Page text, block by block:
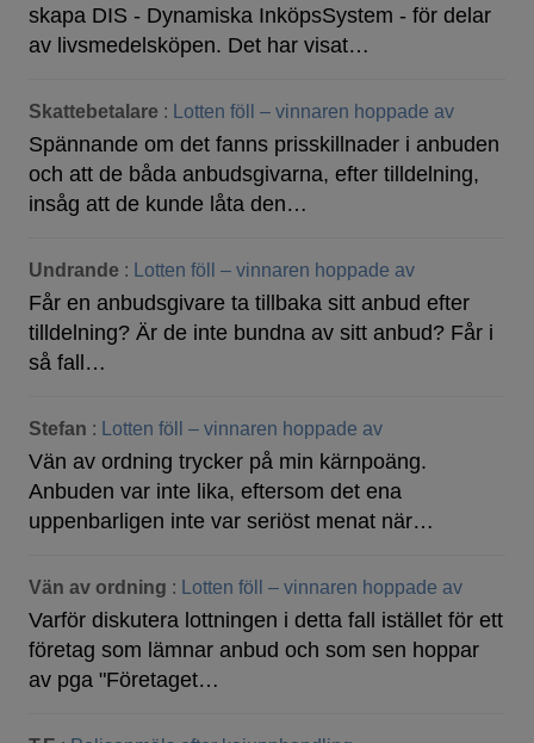
skapa DIS - Dynamiska InköpsSystem - för delar
av livsmedelsköpen. Det har visat…
Skattebetalare : Lotten föll – vinnaren hoppade av
Spännande om det fanns prisskillnader i anbuden
och att de båda anbudsgivarna, efter tilldelning,
insåg att de kunde låta den…
Undrande : Lotten föll – vinnaren hoppade av
Får en anbudsgivare ta tillbaka sitt anbud efter
tilldelning? Är de inte bundna av sitt anbud? Får i
så fall…
Stefan : Lotten föll – vinnaren hoppade av
Vän av ordning trycker på min kärnpoäng.
Anbuden var inte lika, eftersom det ena
uppenbarligen inte var seriöst menat när…
Vän av ordning : Lotten föll – vinnaren hoppade av
Varför diskutera lottningen i detta fall istället för ett
företag som lämnar anbud och som sen hoppar
av pga "Företaget…